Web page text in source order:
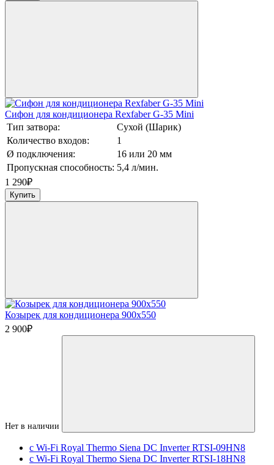
Сифон для кондиционера Rexfaber G-35 Mini
Тип затвора:
Сухой (Шарик)
Количество входов:
1
Ø подключения:
16 или 20 мм
Пропускная способность: 5,4 л/мин.
1 290₽
Купить
Козырек для кондиционера 900х550
2 900₽
Нет в наличии
c Wi-Fi Royal Thermo Siena DC Inverter RTSI-09HN8
c Wi-Fi Royal Thermo Siena DC Inverter RTSI-18HN8